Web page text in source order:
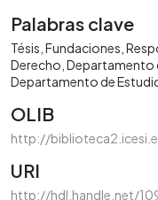
Palabras clave
Tésis Fundaciones
Derecho Departamento
Departamento de
OLIB
http://
URI
http://hdl.handle.net/